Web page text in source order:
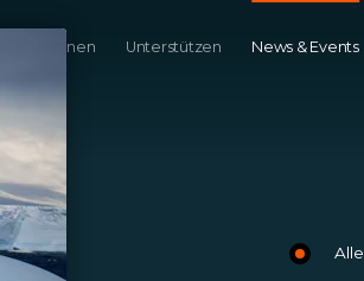
Kampagnen Unterstützen News & Events
Alle